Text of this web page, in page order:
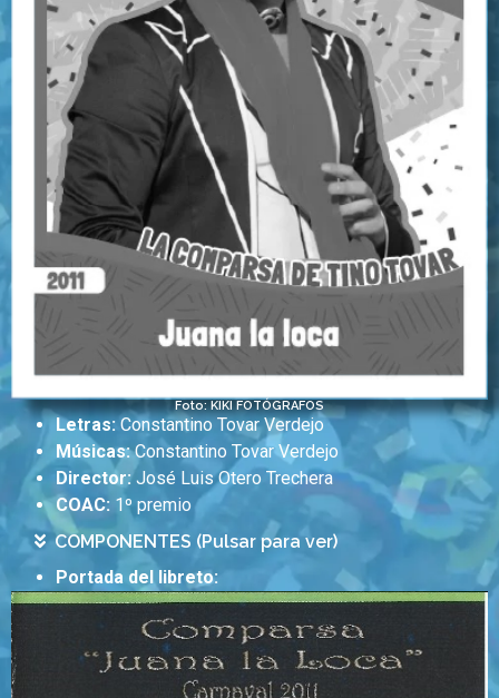
Foto: KIKI FOTÓGRAFOS
Letras:Constantino Tovar Verdejo
Músicas:Constantino Tovar Verdejo
Director:José Luis Otero Trechera
COAC: 1º premio
COMPONENTES (Pulsar para ver)
Portada del libreto: